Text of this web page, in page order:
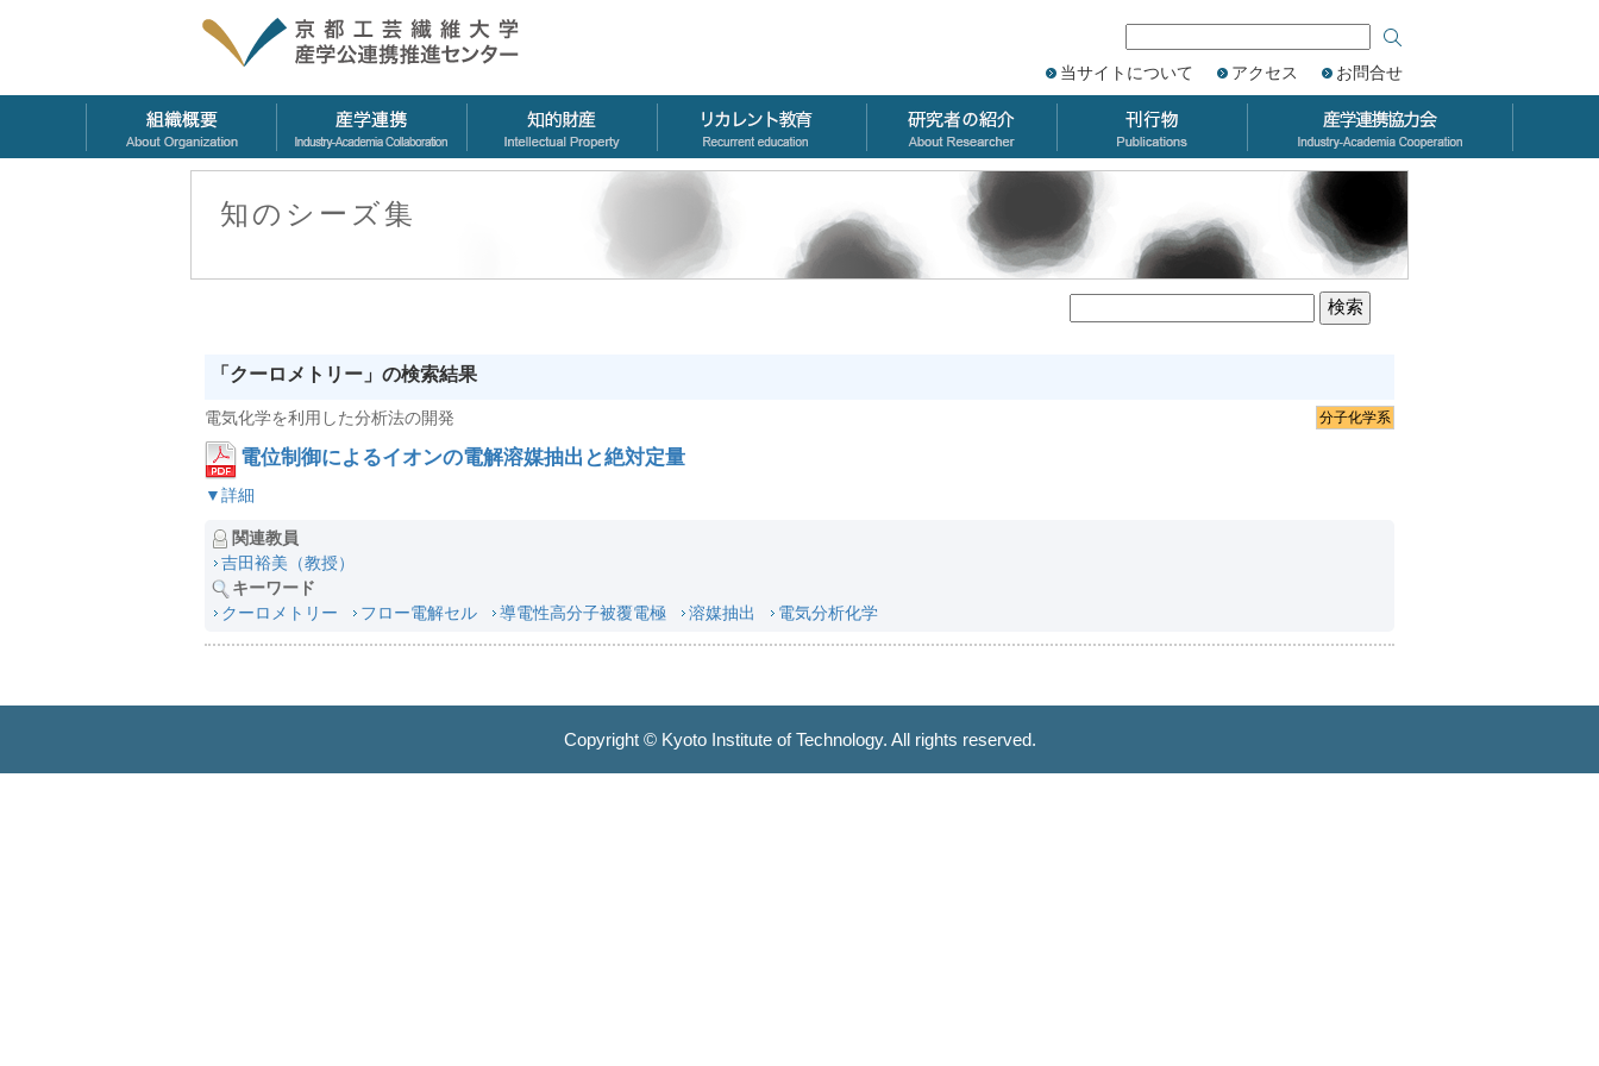
当サイトについて アクセス お問合せ
知のシーズ集
「クーロメトリー」の検索結果
電気化学を利用した分析法の開発 分子化学系
電位制御によるイオンの電解溶媒抽出と絶対定量
▼詳細
関連教員
吉田裕美（教授）
キーワード
クーロメトリー
フロー電解セル 導電性高分子被覆電極 溶媒抽出 電気分析化学
Copyright © Kyoto Institute of Technology. All rights reserved.